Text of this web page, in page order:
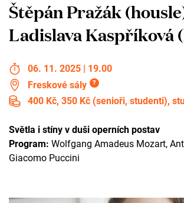
Štěpán Pražák
Ladislava Kaspříková
06. 11. 2025 | 19.00
Freskové sály
?
400 Kč, 350 Kč (senioři, studenti),
Světla i stíny v duši operních postav
Program: Wolfgang Amadeus Mozart,
Giacomo Puccini